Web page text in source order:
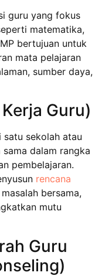
guru yang fokus
matematika,
bertujuan untuk
mata pelajaran
sumber daya,
Guru)
satu sekolah atau
dalam rangka
pembelajaran.
rencana
bersama,
mutu
Guru